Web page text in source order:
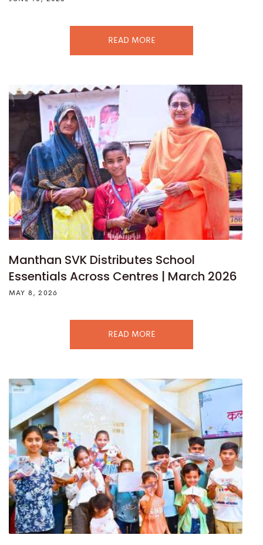
READ MORE
Manthan SVK Distributes School
Essentials Across Centres | March 2026
MAY 8, 2026
READ MORE